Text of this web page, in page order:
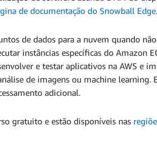
de documentação do Snowball Edge.
de dados para a nuvem quando
instâncias específicas do Amazon
e testar aplicativos na AWS e
de imagens ou machine learning.
adicional.
gratuito e estão disponíveis nas